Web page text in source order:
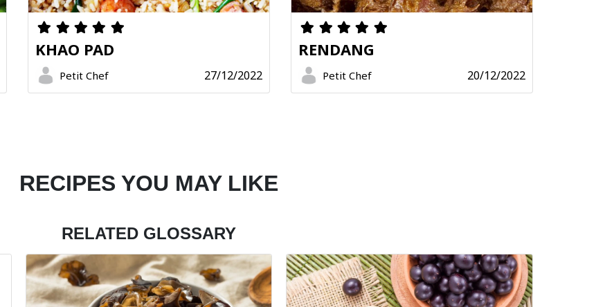
KHAO PAD
Petit Chef 27/12/2022
RENDANG
Petit Chef 20/12/2022
RECIPES YOU MAY LIKE
RELATED GLOSSARY